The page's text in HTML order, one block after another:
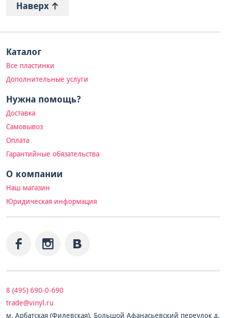
Наверх
Каталог
Все пластинки
Дополнительные услуги
Нужна помощь?
Доставка
Самовывоз
Оплата
Гарантийные обязательства
О компании
Наш магазин
Юридическая информация
8 (495) 690-0-690
trade@vinyl.ru
м. Арбатская (Филевская), Большой Афанасьевский переулок д.